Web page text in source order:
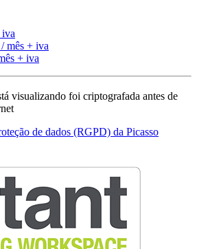
iva
mês + iva
+ iva
visualizando foi criptografada antes de
de dados (RGPD) da Picasso